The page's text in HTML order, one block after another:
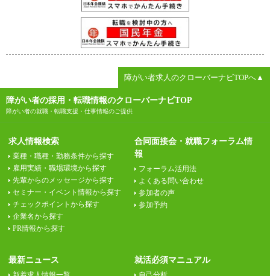
障がい者求人のクローバーナビTOPへ▲
障がい者の採用・転職情報のクローバーナビTOP
障がい者の就職・転職支援・仕事情報のご提供
求人情報検索
業種・職種・勤務条件から探す
雇用実績・職場環境から探す
先輩からのメッセージから探す
セミナー・イベント情報から探す
チェックポイントから探す
企業名から探す
PR情報から探す
合同面接会・就職フォーラム情
報
フォーラム活用法
よくある問い合わせ
参加者の声
参加予約
最新ニュース 就活必須マニュアル